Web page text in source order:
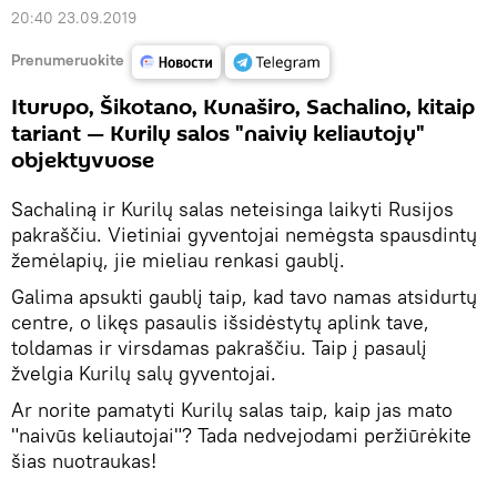
20:40 23.09.2019
Prenumeruokite
Iturupo, Šikotano, Kunaširo, Sachalino, kitaip
tariant — Kurilų salos "naivių keliautojų"
objektyvuose
Sachaliną ir Kurilų salas neteisinga laikyti Rusijos
pakraščiu. Vietiniai gyventojai nemėgsta spausdintų
žemėlapių, jie mieliau renkasi gaublį.
Galima apsukti gaublį taip, kad tavo namas atsidurtų
centre, o likęs pasaulis išsidėstytų aplink tave,
toldamas ir virsdamas pakraščiu. Taip į pasaulį
žvelgia Kurilų salų gyventojai.
Ar norite pamatyti Kurilų salas taip, kaip jas mato
"naivūs keliautojai"? Tada nedvejodami peržiūrėkite
šias nuotraukas!